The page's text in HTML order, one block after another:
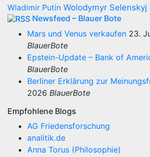
Wladimir Putin Wolodymyr Selenskyj
Newsfeed – Blauer Bote
Mars und Venus verkaufen 23.
BlauerBote
Epstein-Update – Bank of
BlauerBote
Berliner Erklärung zur
2026 BlauerBote
Empfohlene Blogs
AG Friedensforschung
analitik.de
Anna Torus (Philosophie)